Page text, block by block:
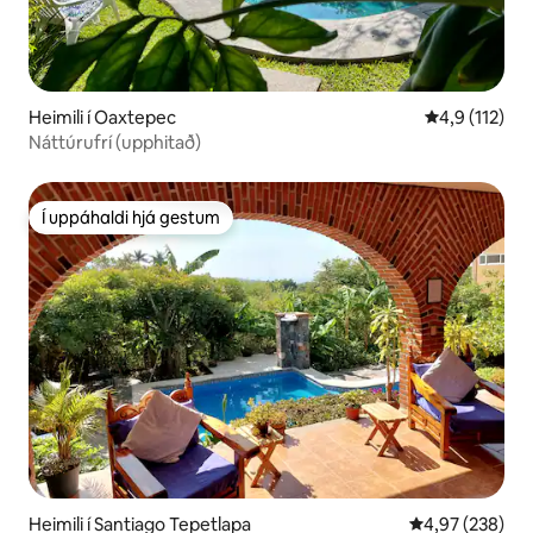
Heimili í Oaxtepec 4,9 af 5 í
4,9 (112)
Náttúrufrí (upphitað)
Í uppáhaldi hjá gestum
Í uppáhaldi hjá gestum
Heimili í Santiago Tepetlapa 4,97 af 5 í
4,97 (238)